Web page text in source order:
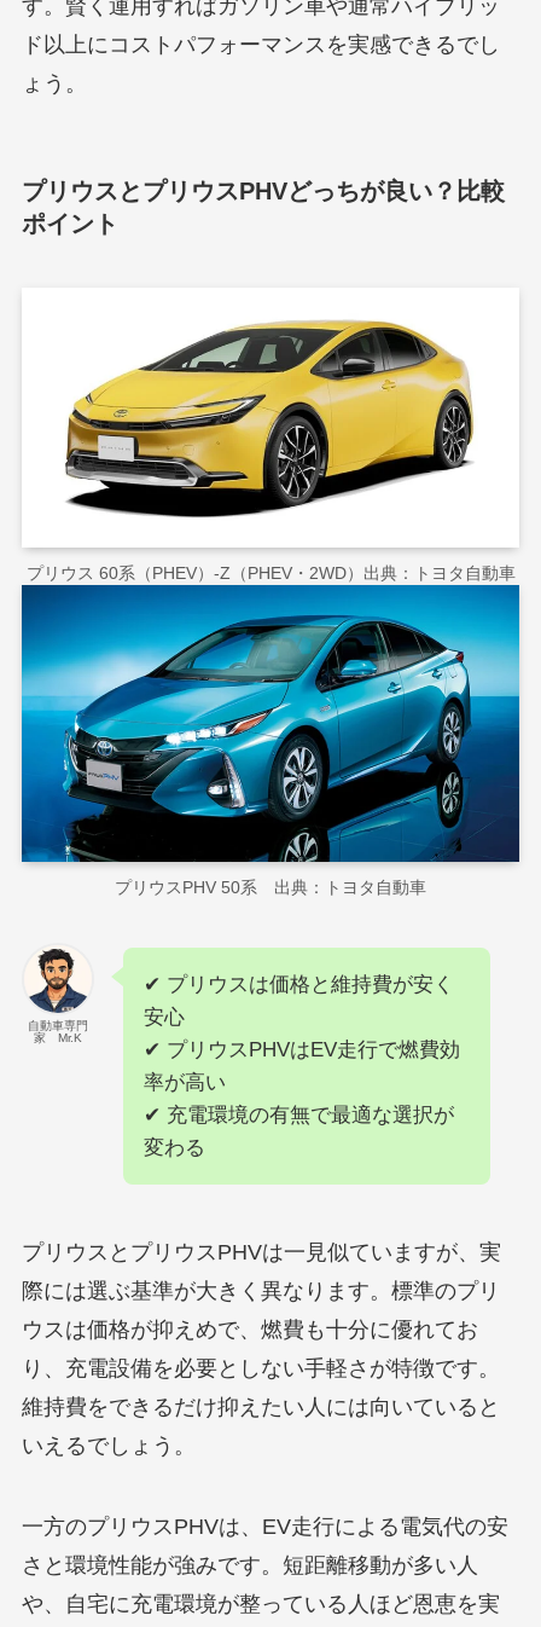
す。賢く運用すればガソリン車や通常ハイブリッ
ド以上にコストパフォーマンスを実感できるでし
ょう。
プリウスとプリウスPHVどっちが良い？比較
ポイント
プリウス 60系（PHEV）-Z（PHEV・2WD）出典：トヨタ自動車
プリウスPHV 50系 出典：トヨタ自動車
自動車専門
家 Mr.K
✔ プリウスは価格と維持費が安く
安心
✔ プリウスPHVはEV走行で燃費効
率が高い
✔ 充電環境の有無で最適な選択が
変わる
プリウスとプリウスPHVは一見似ていますが、実
際には選ぶ基準が大きく異なります。標準のプリ
ウスは価格が抑えめで、燃費も十分に優れてお
り、充電設備を必要としない手軽さが特徴です。
維持費をできるだけ抑えたい人には向いていると
いえるでしょう。
一方のプリウスPHVは、EV走行による電気代の安
さと環境性能が強みです。短距離移動が多い人
や、自宅に充電環境が整っている人ほど恩恵を実